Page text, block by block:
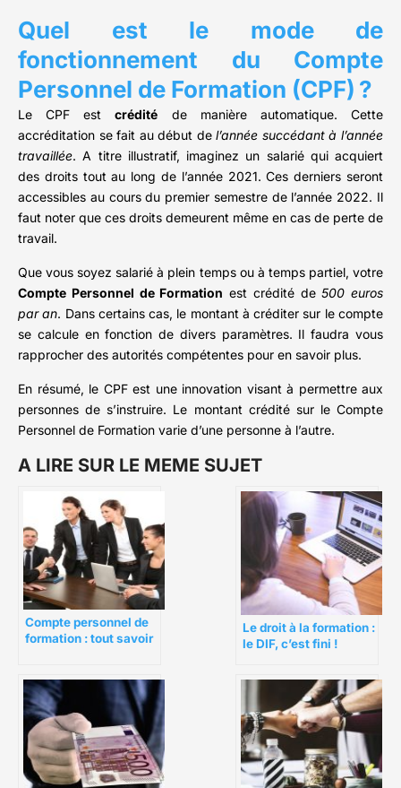
Quel est le mode de
fonctionnement du Compte
Personnel de Formation (CPF) ?
Le CPF estcrédité de manière automatique. Cette
accréditation se fait au début del’année succédant à l’année
travaillée. A titre illustratif, imaginez un salarié qui acquiert
des droits tout au long de l’année 2021. Ces derniers seront
accessibles au cours du premier semestre de l’année 2022. Il
faut noter que ces droits demeurent même en cas de perte de
travail.
Que vous soyez salarié à plein temps ou à temps partiel, votre
Compte Personnel de Formation est crédité de500 euros
par an. Dans certains cas, le montant à créditer sur le compte
se calcule en fonction de divers paramètres. Il faudra vous
rapprocher des autorités compétentes pour en savoir plus.
En résumé, le CPF est une innovation visant à permettre aux
personnes de s’instruire. Le montant crédité sur le Compte
Personnel de Formation varie d’une personne à l’autre.
A LIRE SUR LE MEME SUJET
Compte personnel de
formation : tout savoir
Le droit à la formation :
le DIF, c’est fini !